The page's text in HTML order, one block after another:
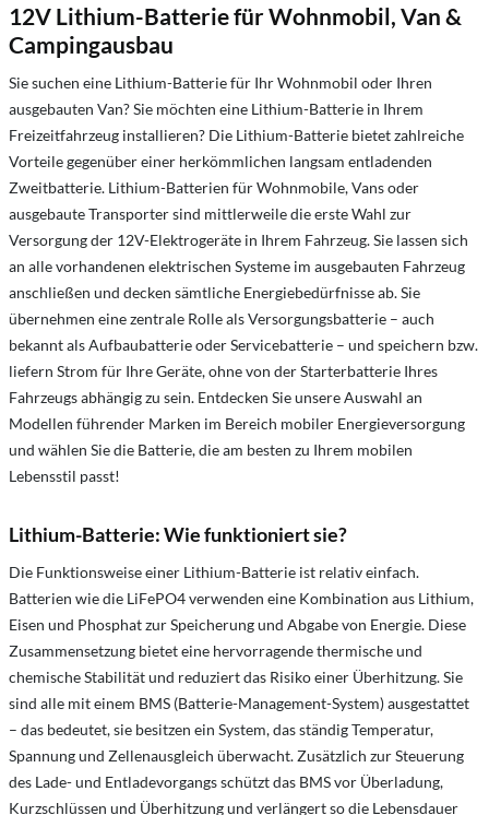
12V Lithium-Batterie für Wohnmobil, Van &
Campingausbau
Sie suchen eine Lithium-Batterie für Ihr Wohnmobil oder Ihren
ausgebauten Van? Sie möchten eine Lithium-Batterie in Ihrem
Freizeitfahrzeug installieren? Die Lithium-Batterie bietet zahlreiche
Vorteile gegenüber einer herkömmlichen langsam entladenden
Zweitbatterie. Lithium-Batterien für Wohnmobile, Vans oder
ausgebaute Transporter sind mittlerweile die erste Wahl zur
Versorgung der 12V-Elektrogeräte in Ihrem Fahrzeug. Sie lassen sich
an alle vorhandenen elektrischen Systeme im ausgebauten Fahrzeug
anschließen und decken sämtliche Energiebedürfnisse ab. Sie
übernehmen eine zentrale Rolle als Versorgungsbatterie – auch
bekannt als Aufbaubatterie oder Servicebatterie – und speichern bzw.
liefern Strom für Ihre Geräte, ohne von der Starterbatterie Ihres
Fahrzeugs abhängig zu sein. Entdecken Sie unsere Auswahl an
Modellen führender Marken im Bereich mobiler Energieversorgung
und wählen Sie die Batterie, die am besten zu Ihrem mobilen
Lebensstil passt!
Lithium-Batterie: Wie funktioniert sie?
Die Funktionsweise einer Lithium-Batterie ist relativ einfach.
Batterien wie die LiFePO4 verwenden eine Kombination aus Lithium,
Eisen und Phosphat zur Speicherung und Abgabe von Energie. Diese
Zusammensetzung bietet eine hervorragende thermische und
chemische Stabilität und reduziert das Risiko einer Überhitzung. Sie
sind alle mit einem BMS (Batterie-Management-System) ausgestattet
– das bedeutet, sie besitzen ein System, das ständig Temperatur,
Spannung und Zellenausgleich überwacht. Zusätzlich zur Steuerung
des Lade- und Entladevorgangs schützt das BMS vor Überladung,
Kurzschlüssen und Überhitzung und verlängert so die Lebensdauer